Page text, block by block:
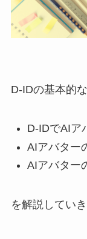
D-IDの基本的
D-IDでAIア
AIアバター
AIアバター
を解説していき